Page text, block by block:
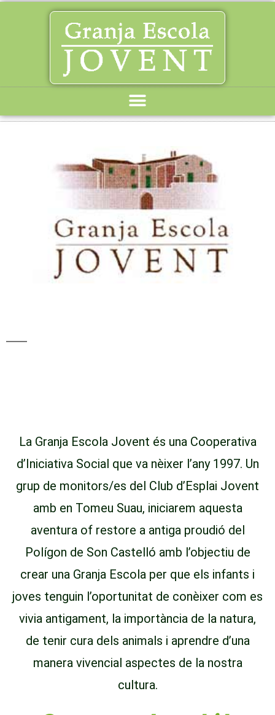
La Granja Escola Jovent és una Cooperativa
d’Iniciativa Social que va nèixer l’any 1997. Un
grup de monitors/es del Club d’Esplai Jovent
amb en Tomeu Suau, iniciarem aquesta
aventura of restore a antiga proudió del
Polígon de Son Castelló amb l’objectiu de
crear una Granja Escola per que els infants i
joves tenguin l’oportunitat de conèixer com es
vivia antigament, la importància de la natura,
de tenir cura dels animals i aprendre d’una
manera vivencial aspectes de la nostra
cultura.